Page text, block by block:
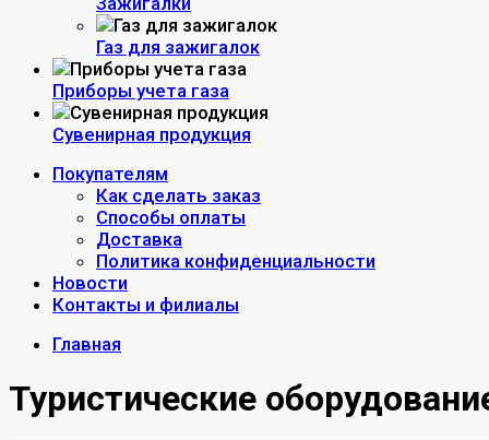
Газ для зажигалок
Приборы учета газа
Сувенирная продукция
Покупателям
Как сделать заказ
Способы оплаты
Доставка
Политика конфиденциальности
Новости
Контакты и филиалы
Главная
Туристические